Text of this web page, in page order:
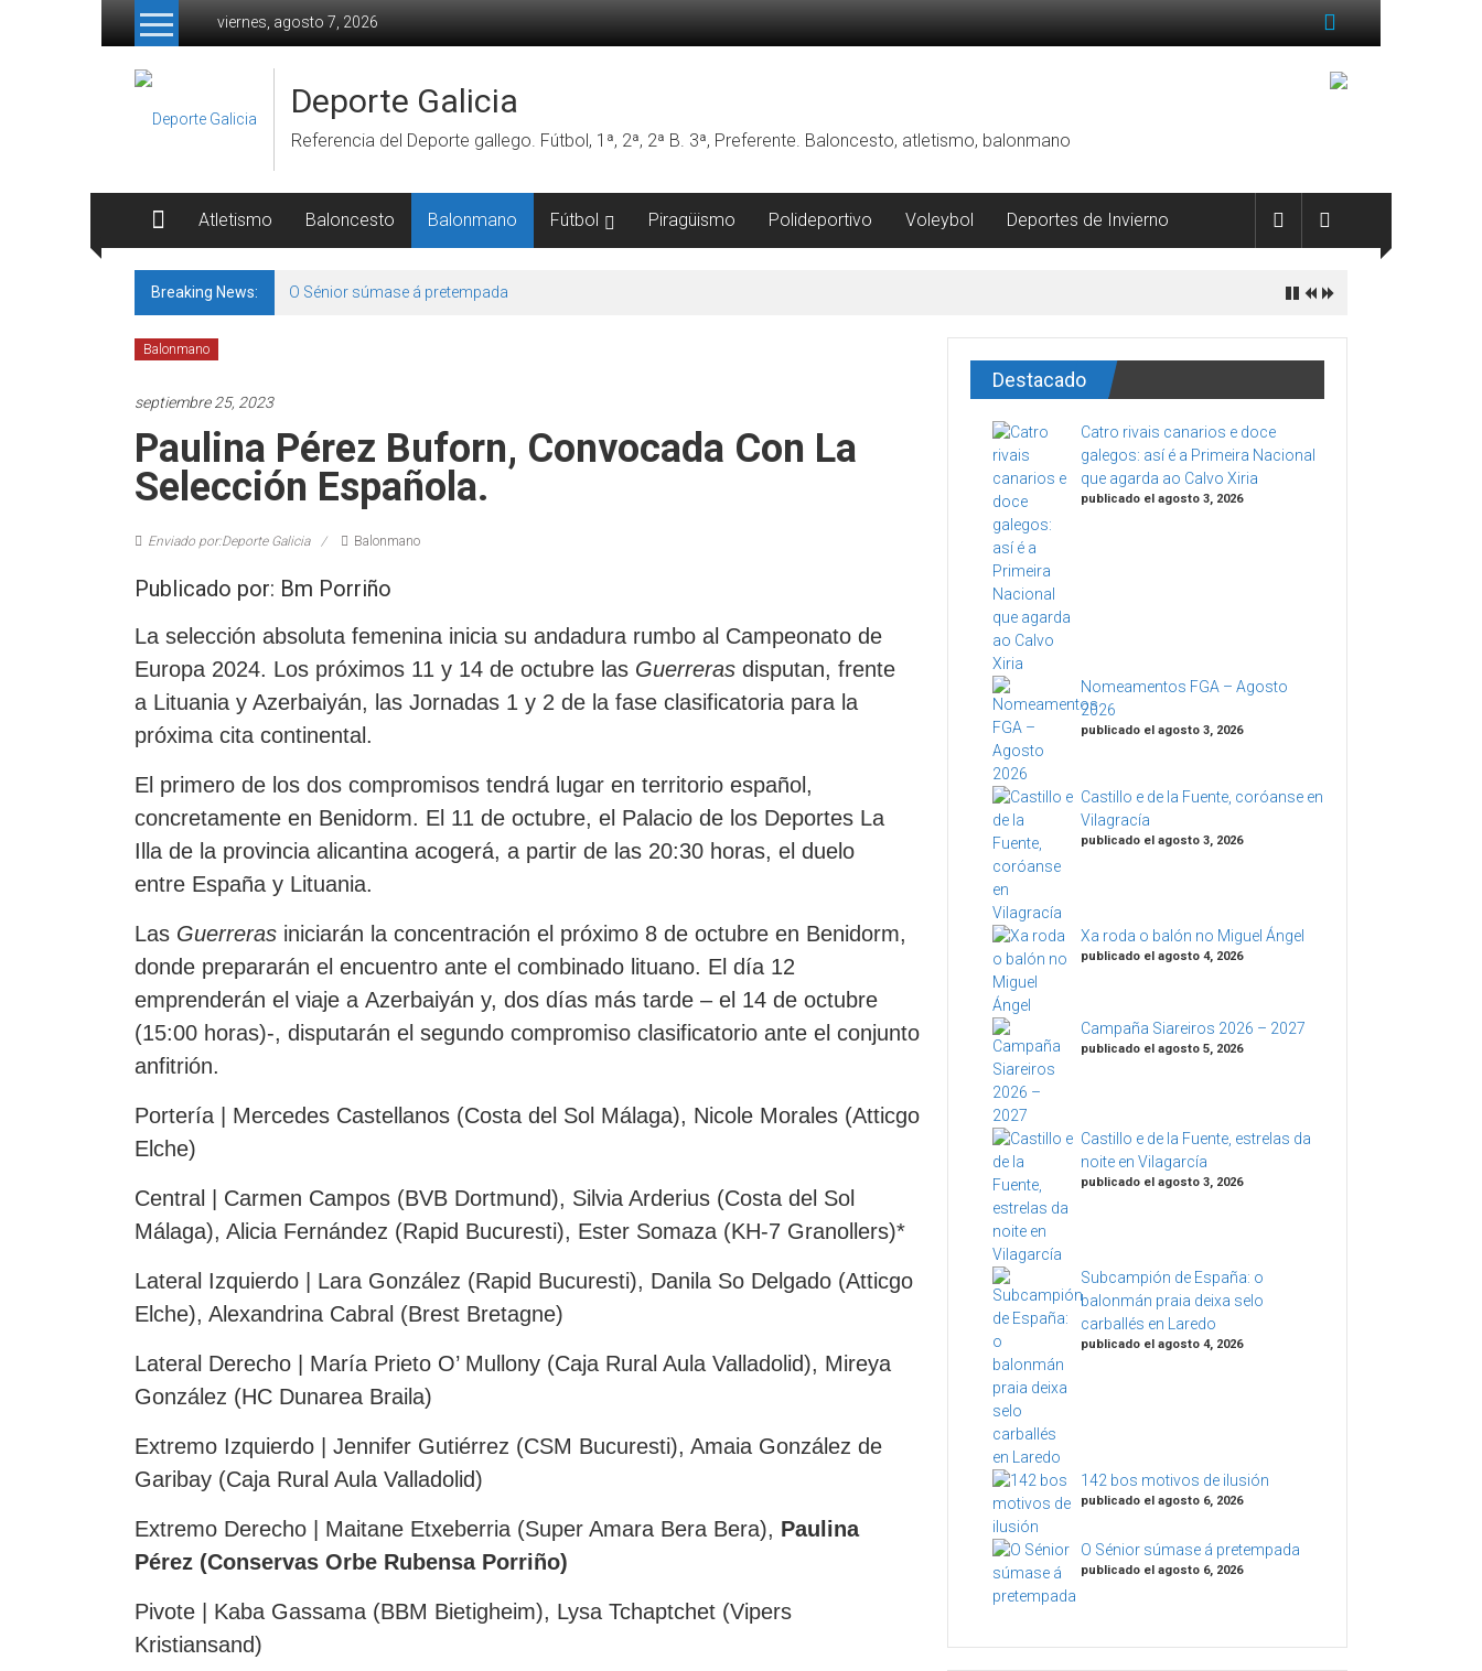
Skip to content
viernes, agosto 7, 2026
Deporte Galicia
Referencia del Deporte gallego. Fútbol, 1ª, 2ª, 2ª B. 3ª, Preferente. Baloncesto, atletismo, balonmano
Atletismo Baloncesto Balonmano Fútbol Piragüismo Polideportivo Voleybol Deportes de Invierno
Breaking News: O Sénior súmase á pretempada
Balonmano
septiembre 25, 2023
Paulina Pérez Buforn, Convocada Con La
Selección Española.
Enviado por:Deporte Galicia Balonmano
Publicado por: Bm Porriño
La selección absoluta femenina inicia su andadura rumbo al Campeonato de
Europa 2024. Los próximos 11 y 14 de octubre las Guerreras disputan, frente
a Lituania y Azerbaiyán, las Jornadas 1 y 2 de la fase clasificatoria para la
próxima cita continental.
El primero de los dos compromisos tendrá lugar en territorio español,
concretamente en Benidorm. El 11 de octubre, el Palacio de los Deportes La
Illa de la provincia alicantina acogerá, a partir de las 20:30 horas, el duelo
entre España y Lituania.
Las Guerreras iniciarán la concentración el próximo 8 de octubre en Benidorm,
donde prepararán el encuentro ante el combinado lituano. El día 12
emprenderán el viaje a Azerbaiyán y, dos días más tarde – el 14 de octubre
(15:00 horas)-, disputarán el segundo compromiso clasificatorio ante el conjunto
anfitrión.
Portería | Mercedes Castellanos (Costa del Sol Málaga), Nicole Morales (Atticgo
Elche)
Central | Carmen Campos (BVB Dortmund), Silvia Arderius (Costa del Sol
Málaga), Alicia Fernández (Rapid Bucuresti), Ester Somaza (KH-7 Granollers)*
Lateral Izquierdo | Lara González (Rapid Bucuresti), Danila So Delgado (Atticgo
Elche), Alexandrina Cabral (Brest Bretagne)
Lateral Derecho | María Prieto O’ Mullony (Caja Rural Aula Valladolid), Mireya
González (HC Dunarea Braila)
Extremo Izquierdo | Jennifer Gutiérrez (CSM Bucuresti), Amaia González de
Garibay (Caja Rural Aula Valladolid)
Extremo Derecho | Maitane Etxeberria (Super Amara Bera Bera), Paulina
Pérez (Conservas Orbe Rubensa Porriño)
Pivote | Kaba Gassama (BBM Bietigheim), Lysa Tchaptchet (Vipers
Kristiansand)
Destacado
Catro rivais canarios e doce
galegos: así é a Primeira Nacional
que agarda ao Calvo Xiria
publicado el agosto 3, 2026
Nomeamentos FGA – Agosto
2026
publicado el agosto 3, 2026
Castillo e de la Fuente, coróanse en
Vilagracía
publicado el agosto 3, 2026
Xa roda o balón no Miguel Ángel
publicado el agosto 4, 2026
Campaña Siareiros 2026 – 2027
publicado el agosto 5, 2026
Castillo e de la Fuente, estrelas da
noite en Vilagarcía
publicado el agosto 3, 2026
Subcampión de España: o
balonmán praia deixa selo
carballés en Laredo
publicado el agosto 4, 2026
142 bos motivos de ilusión
publicado el agosto 6, 2026
O Sénior súmase á pretempada
publicado el agosto 6, 2026